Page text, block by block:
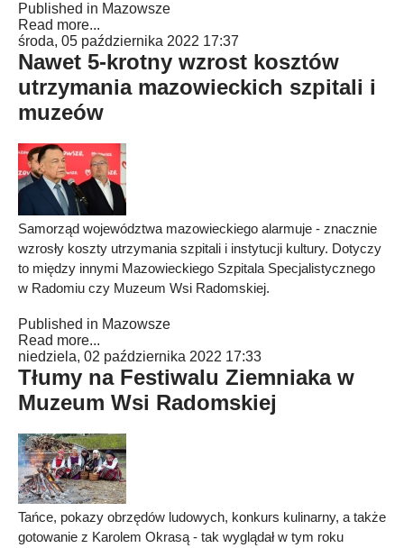
Published in Mazowsze
Read more...
środa, 05 października 2022 17:37
Nawet 5-krotny wzrost kosztów
utrzymania mazowieckich szpitali i
muzeów
Samorząd województwa mazowieckiego alarmuje - znacznie
wzrosły koszty utrzymania szpitali i instytucji kultury. Dotyczy
to między innymi Mazowieckiego Szpitala Specjalistycznego
w Radomiu czy Muzeum Wsi Radomskiej.
Published in Mazowsze
Read more...
niedziela, 02 października 2022 17:33
Tłumy na Festiwalu Ziemniaka w
Muzeum Wsi Radomskiej
Tańce, pokazy obrzędów ludowych, konkurs kulinarny, a także
gotowanie z Karolem Okrasą - tak wyglądał w tym roku